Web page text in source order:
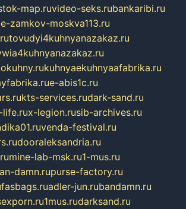
map.ruvideo-seks.rubankaribi.ru
zamkov-moskva113.ru
tovudyi4kuhnyanazakaz.ru
kuhnyaekuhnyaafabrika.ru
e-abis1c.ru
kts-services.rudark-sand.ru
life.rux-legion.rusib-archives.ru
venda-festival.ru
dooraleksandria.ru
mine-lab-msk.ru1-mus.ru
damn.rupurse-factory.ru
fasbags.ruadler-jun.rubandamn.ru
1mus.rudarksand.ru